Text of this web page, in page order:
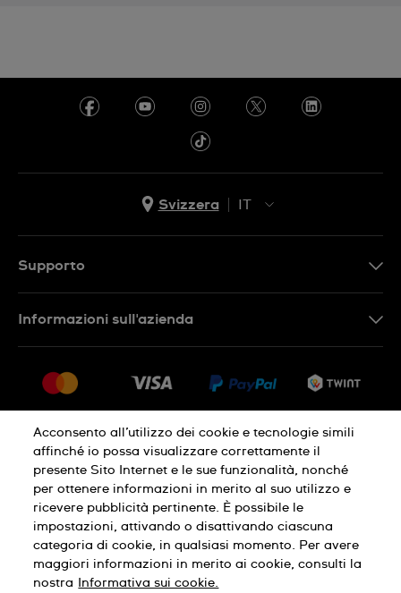
Svizzera
IT
IT
Supporto
Restituzione
Condizioni di vendita
Diritto di recesso
Informazioni sull'azienda
Carriera
Informativa sulla privacy Cookies
Condizioni di utilizzo Infomazioni legali
Acconsento all’utilizzo dei cookie e tecnologie simili
affinché io possa visualizzare correttamente il
presente Sito Internet e le sue funzionalità, nonché
per ottenere informazioni in merito al suo utilizzo e
ricevere pubblicità pertinente. È possibile le
impostazioni, attivando o disattivando ciascuna
categoria di cookie, in qualsiasi momento. Per avere
maggiori informazioni in merito ai cookie, consulti la
nostra
Informativa sui cookie.